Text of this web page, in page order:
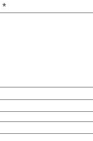
*